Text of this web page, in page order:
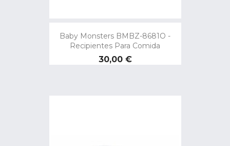
Baby Monsters BMBZ-8681O -
Recipientes Para Comida
Precio
30,00 €